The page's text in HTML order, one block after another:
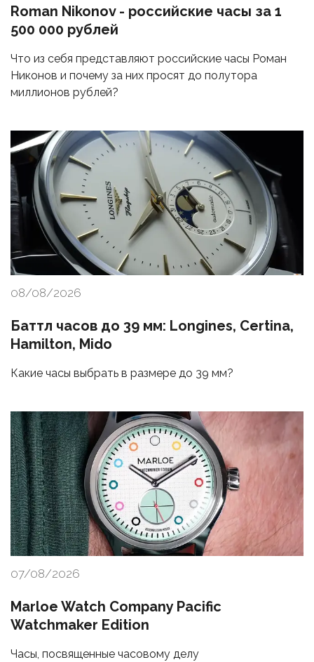
Roman Nikonov - российские часы за 1
500 000 рублей
Что из себя представляют российские часы Роман
Никонов и почему за них просят до полутора
миллионов рублей?
08/08/2026
Баттл часов до 39 мм: Longines, Certina,
Hamilton, Mido
Какие часы выбрать в размере до 39 мм?
07/08/2026
Marloe Watch Company Pacific
Watchmaker Edition
Часы, посвященные часовому делу